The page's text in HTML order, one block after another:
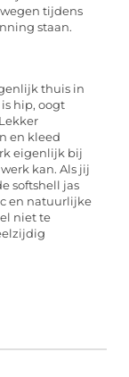
tijdens
staan.
thuis in
hip, oogt
en kleed
eigenlijk bij
kan. Als jij
softshell jas
en natuurlijke
niet te